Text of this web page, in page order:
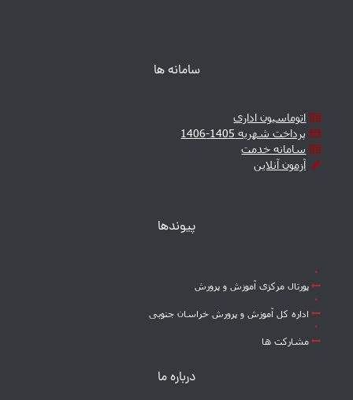
سامانه ها
اتوماسیون اداری
پرداخت شهریه 1405-1406
سامانه خدمت
آزمون آنلاین
پیوندها
پورتال مرکزی آموزش و پرورش
اداره کل آموزش و پرورش خراسان جنوبی
مشارکت ها
درباره ما